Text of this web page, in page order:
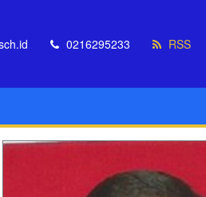
0216295233 RSS